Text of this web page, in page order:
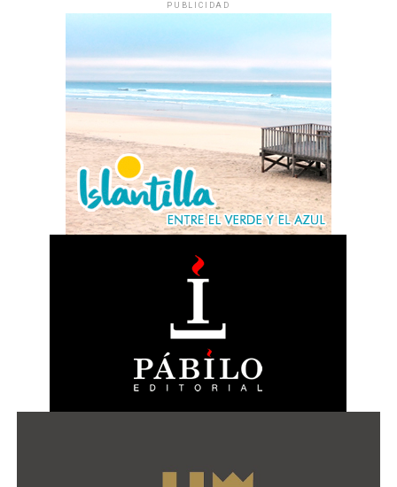
PUBLICIDAD